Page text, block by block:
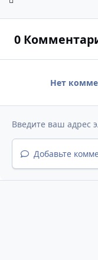
0
Нет
Добавьте